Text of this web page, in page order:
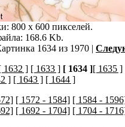
800 x 600 пикселей.
168.6 Kb.
1634 из 1970 |
1632 ] [ 1633 ] [ 1634 ][ 1635 ]
] [ 1643 ] [ 1644 ]
[ 1572 - 1584] [ 1584 -
[ 1692 - 1704] [ 1704 -